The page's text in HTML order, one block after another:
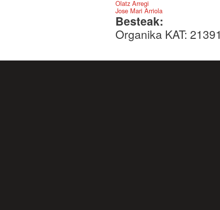
Olatz Arregi
Jose Mari Arriola
Besteak:
Organika KAT: